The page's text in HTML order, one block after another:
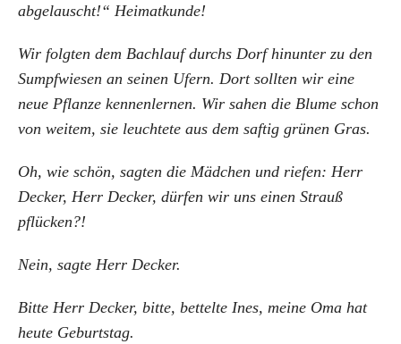
abgelauscht!“ Heimatkunde!
Wir folgten dem Bachlauf durchs Dorf hinunter zu den
Sumpfwiesen an seinen Ufern. Dort sollten wir eine
neue Pflanze kennenlernen. Wir sahen die Blume schon
von weitem, sie leuchtete aus dem saftig grünen Gras.
Oh, wie schön, sagten die Mädchen und riefen: Herr
Decker, Herr Decker, dürfen wir uns einen Strauß
pflücken?!
Nein, sagte Herr Decker.
Bitte Herr Decker, bitte, bettelte Ines, meine Oma hat
heute Geburtstag.